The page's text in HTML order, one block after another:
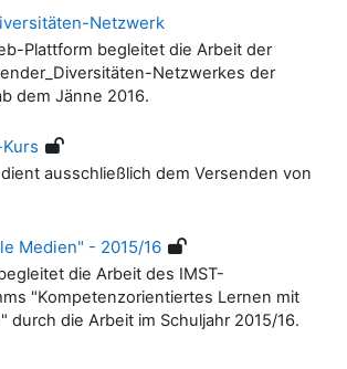
Netzwerk
Plattform begleitet die Arbeit der
Netzwerkes der
dem Jänne 2016.
ausschließlich dem Versenden von
Medien" - 2015/16
die Arbeit des IMST-
"Kompetenzorientiertes Lernen mit
durch die Arbeit im Schuljahr 2015/16.